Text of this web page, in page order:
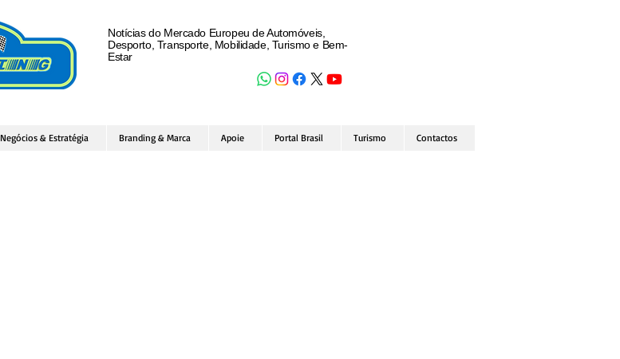
Notícias do Mercado Europeu de Automóveis,
Desporto, Transporte, Mobilidade, Turismo e Bem-
Estar
Negócios & Estratégia Branding & Marca Apoie Portal Brasil Turismo Contactos